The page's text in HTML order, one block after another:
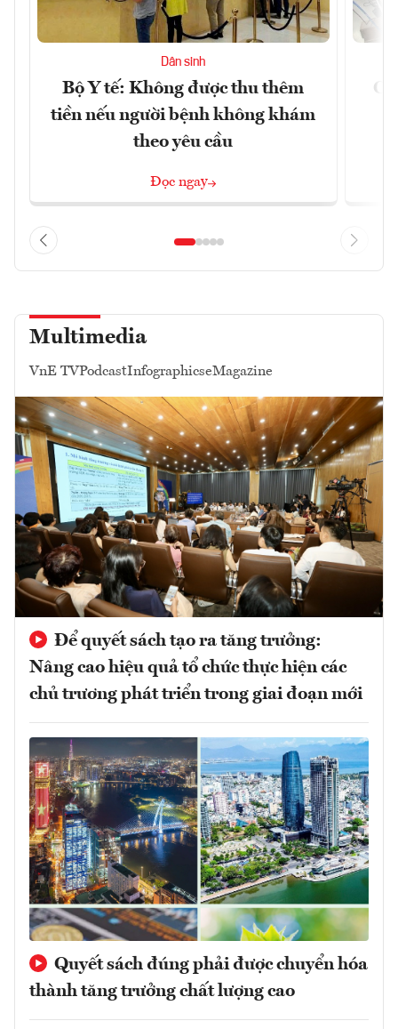
Dân sinh
Bộ Y tế: Không được thu thêm
tiền nếu người bệnh không khám
theo yêu cầu
Đọc ngay
Multimedia
VnE TVPodcastInfographicseMagazine
Để quyết sách tạo ra tăng trưởng:
Nâng cao hiệu quả tổ chức thực hiện các
chủ trương phát triển trong giai đoạn mới
Quyết sách đúng phải được chuyển hóa
thành tăng trưởng chất lượng cao